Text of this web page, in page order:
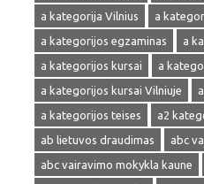
a kategorija Vilnius
a
a kategorijos egzaminas
a
a kategorijos kursai
a
a kategorijos kursai Vilniuje
a kategorijos teises
a2
ab lietuvos draudimas
abc
abc vairavimo mokykla kaune